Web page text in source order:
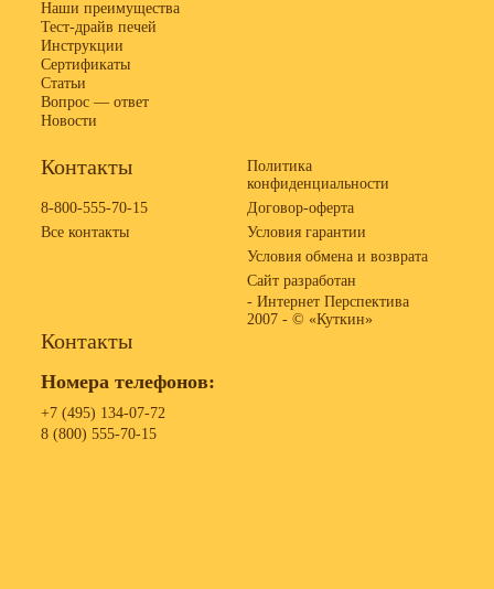
Наши преимущества
Тест-драйв печей
Инструкции
Сертификаты
Статьи
Вопрос — ответ
Новости
Контакты
8-800-555-70-15
Все контакты
Политика
конфиденциальности
Договор-оферта
Условия гарантии
Условия обмена и возврата
Сайт разработан
- Интернет Перспектива
2007 - © «Куткин»
Контакты
Номера телефонов:
+7 (495) 134-07-72
8 (800) 555-70-15